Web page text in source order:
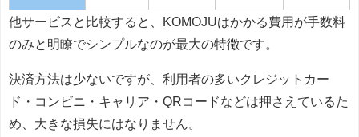
他サービスと比較すると、KOMOJUはかかる費用が手数料
のみと明瞭でシンプルなのが最大の特徴です。
決済方法は少ないですが、利用者の多いクレジットカー
ド・コンビニ・キャリア・QRコードなどは押さえているた
め、大きな損失にはなりません。